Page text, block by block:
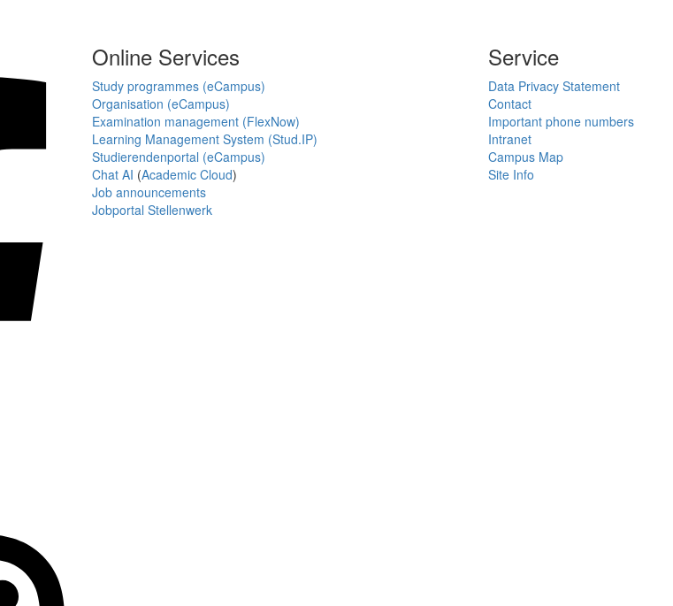
Online Services
Study programmes (eCampus)
Organisation (eCampus)
Examination management (FlexNow)
Learning Management System (Stud.IP)
Studierendenportal (eCampus)
Chat AI (Academic Cloud)
Job announcements
Jobportal Stellenwerk
Service
Data Privacy Statement
Contact
Important phone numbers
Intranet
Campus Map
Site Info